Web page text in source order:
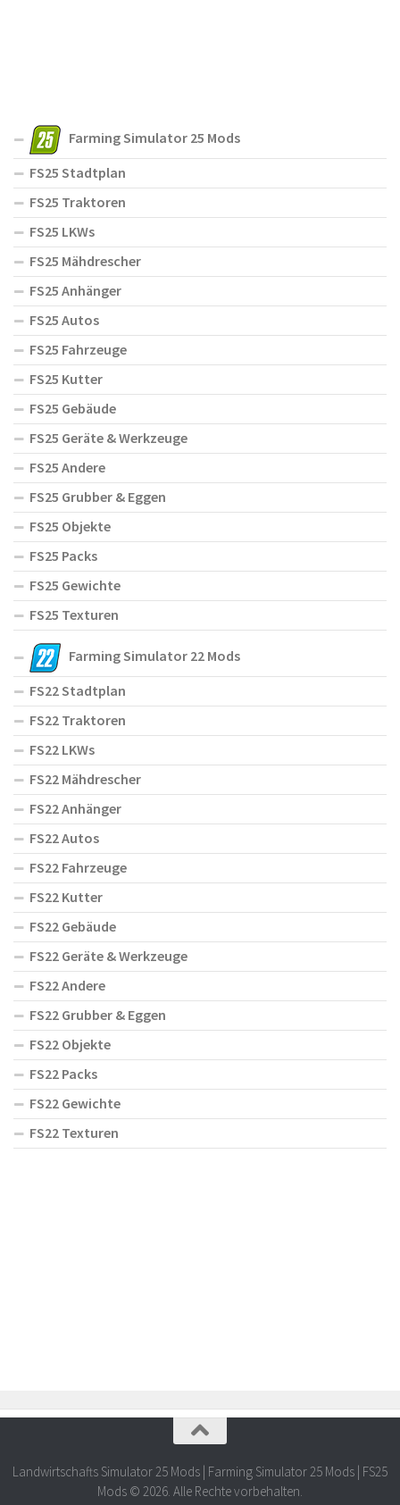
Farming Simulator 25 Mods
FS25 Stadtplan
FS25 Traktoren
FS25 LKWs
FS25 Mähdrescher
FS25 Anhänger
FS25 Autos
FS25 Fahrzeuge
FS25 Kutter
FS25 Gebäude
FS25 Geräte & Werkzeuge
FS25 Andere
FS25 Grubber & Eggen
FS25 Objekte
FS25 Packs
FS25 Gewichte
FS25 Texturen
Farming Simulator 22 Mods
FS22 Stadtplan
FS22 Traktoren
FS22 LKWs
FS22 Mähdrescher
FS22 Anhänger
FS22 Autos
FS22 Fahrzeuge
FS22 Kutter
FS22 Gebäude
FS22 Geräte & Werkzeuge
FS22 Andere
FS22 Grubber & Eggen
FS22 Objekte
FS22 Packs
FS22 Gewichte
FS22 Texturen
Landwirtschafts Simulator 25 Mods | Farming Simulator 25 Mods | FS25
Mods © 2026. Alle Rechte vorbehalten.